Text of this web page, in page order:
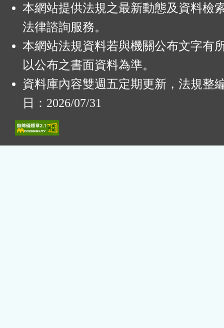
本網站提供法規之最新動態及資料檢
法律諮詢服務。
本網站法規資料若與機關公布文字有
以公布之書面資料為準。
資料庫內容雙週五定期更新，法規整
日：2026/07/31